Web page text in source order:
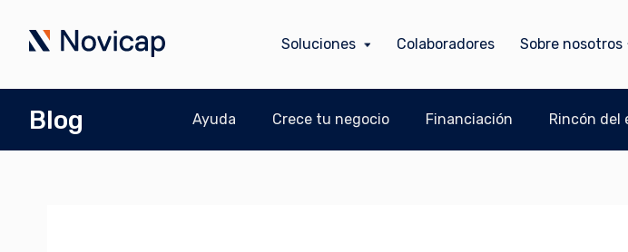
Soluciones Colaboradores Sobre nosotros
Blog Ayuda Crece tu negocio Financiación Rincón del